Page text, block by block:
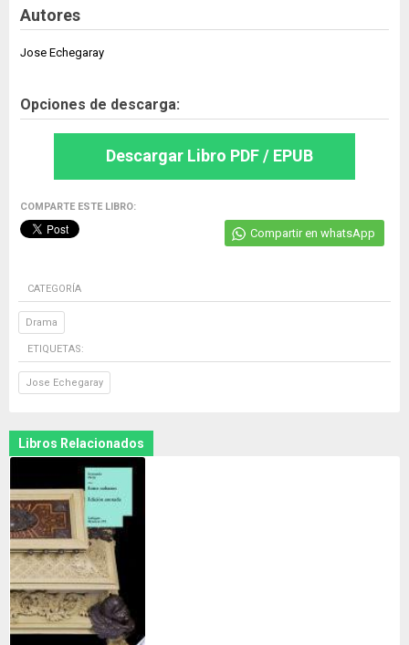
Autores
Jose Echegaray
Opciones de descarga:
Descargar Libro PDF / EPUB
COMPARTE ESTE LIBRO:
Compartir en whatsApp
CATEGORÍA
Drama
ETIQUETAS:
Jose Echegaray
Libros Relacionados